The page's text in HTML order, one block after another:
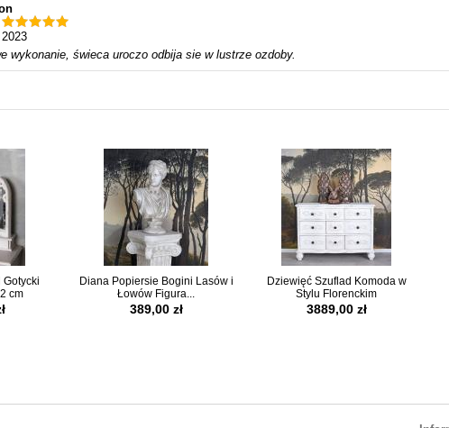
wykonanie, świeca uroczo odbija sie w lustrze ozdoby.
Gotycki
cm
Diana Popiersie Bogini Lasów i
Łowów Figura...
389,00 zł
Dziewięć Szuflad Komoda w
Stylu Florenckim
3889,00 zł